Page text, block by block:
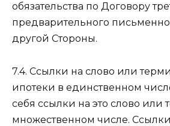
обязательства по Договору
предварительного
другой Стороны.
7.4. Ссылки на слово или
ипотеки в единственном
себя ссылки на это слово или
множественном числе.